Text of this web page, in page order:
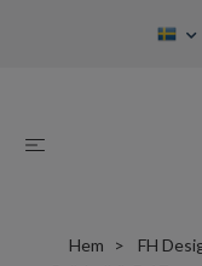
Hem FH